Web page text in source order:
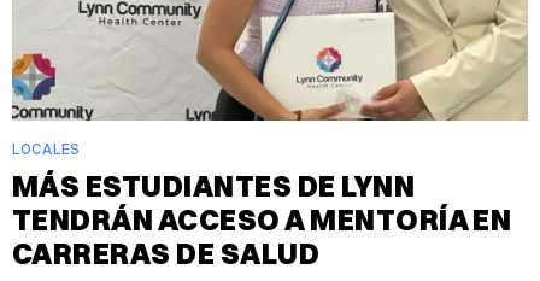
LOCALES
MÁS ESTUDIANTES DE LYNN
TENDRÁN ACCESO A MENTORÍA EN
CARRERAS DE SALUD